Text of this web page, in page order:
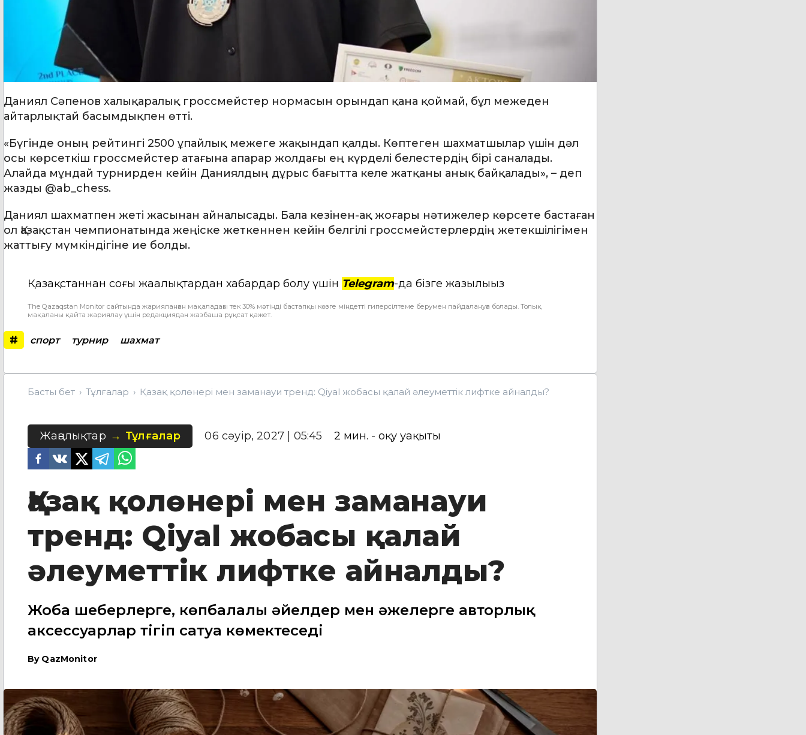
Даниял Сәпенов халықаралық гроссмейстер нормасын орындап қана қоймай, бұл межеден
айтарлықтай басымдықпен өтті.
«Бүгінде оның рейтингі 2500 ұпайлық межеге жақындап қалды. Көптеген шахматшылар үшін дәл
осы көрсеткіш гроссмейстер атағына апарар жолдағы ең күрделі белестердің бірі саналады.
Алайда мұндай турнирден кейін Даниялдың дұрыс бағытта келе жатқаны анық байқалады», – деп
жазды @ab_chess.
Даниял шахматпен жеті жасынан айналысады. Бала кезінен-ақ жоғары нәтижелер көрсете бастаған
ол Қазақстан чемпионатында жеңіске жеткеннен кейін белгілі гроссмейстерлердің жетекшілігімен
жаттығу мүмкіндігіне ие болды.
Қазақстаннан соңғы жаңалықтардан хабардар болу үшін Telegram-да бізге жазылыңыз
The Qazaqstan Monitor сайтында жарияланған мақаладағы тек 30% мәтінді бастапқы көзге міндетті гиперсілтеме берумен пайдалануға болады. Толық
мақаланы қайта жариялау үшін редакциядан жазбаша рұқсат қажет.
# спорт турнир шахмат
Басты бет Тұлғалар Қазақ қолөнері мен заманауи тренд: Qiyal жобасы қалай әлеуметтік лифтке айналды?
Жаңалықтар Тұлғалар 06 сәуір, 2027 | 05:45 2 мин. - оқу уақыты
Қазақ қолөнері мен заманауи
тренд: Qiyal жобасы қалай
әлеуметтік лифтке айналды?
Жоба шеберлерге, көпбалалы әйелдер мен әжелерге авторлық
аксессуарлар тігіп сатуға көмектеседі
By QazMonitor